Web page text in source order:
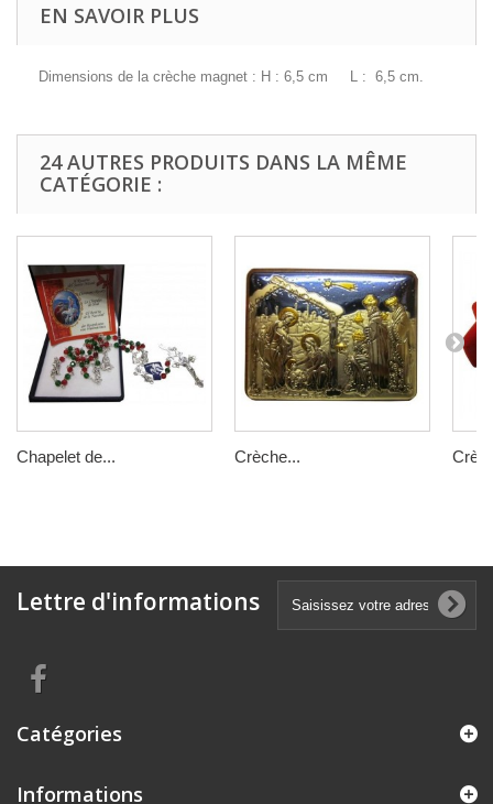
EN SAVOIR PLUS
Dimensions de la crèche magnet : H : 6,5 cm L : 6,5 cm.
24 AUTRES PRODUITS DANS LA MÊME
CATÉGORIE :
Chapelet de... Crèche...
Lettre d'informations
Catégories
Informations